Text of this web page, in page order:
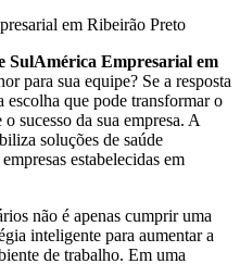
SulAmérica Empresarial em
para sua equipe? Se a resposta
escolha que pode transformar o
sucesso da sua empresa. A
soluções de saúde
estabelecidas em
não é apenas cumprir uma
inteligente para aumentar a
de trabalho. Em uma